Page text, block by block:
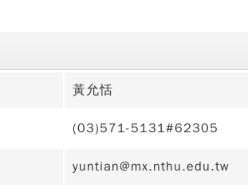
黃允恬
(03)571-5131#62305
yuntian@mx.nthu.edu.tw